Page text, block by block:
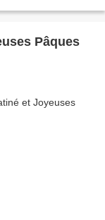
Pâques